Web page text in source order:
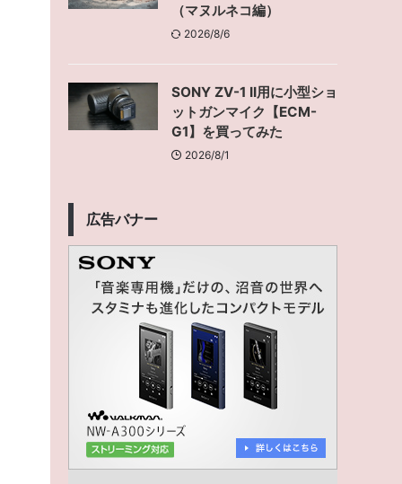
（マヌルネコ編）
2026/8/6
SONY ZV-1 II用に小型ショ
ットガンマイク【ECM-
G1】を買ってみた
2026/8/1
広告バナー